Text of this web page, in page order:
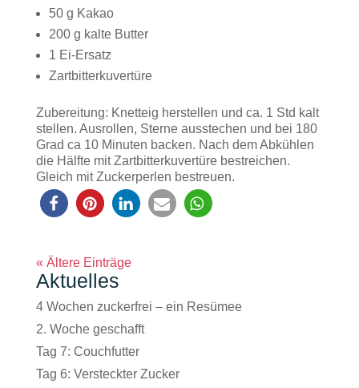
50 g Kakao
200 g kalte Butter
1 Ei-Ersatz
Zartbitterkuvertüre
Zubereitung: Knetteig herstellen und ca. 1 Std kalt
stellen. Ausrollen, Sterne ausstechen und bei 180
Grad ca 10 Minuten backen. Nach dem Abkühlen
die Hälfte mit Zartbitterkuvertüre bestreichen.
Gleich mit Zuckerperlen bestreuen.
« Ältere Einträge
Aktuelles
4 Wochen zuckerfrei – ein Resümee
2. Woche geschafft
Tag 7: Couchfutter
Tag 6: Versteckter Zucker